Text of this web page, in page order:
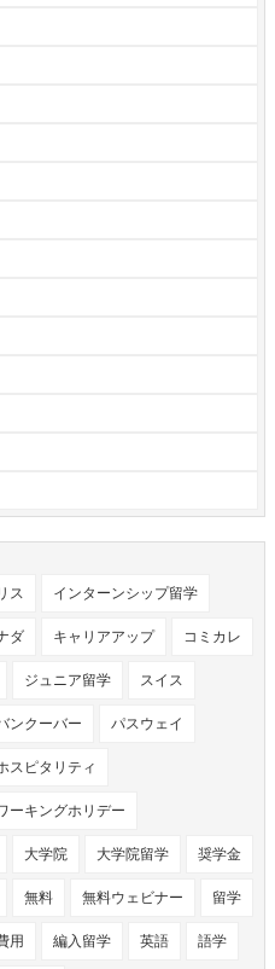
ス インターンシップ留学
ダ キャリアアップ コミカレ
ジュニア留学 スイス
ンクーバー パスウェイ
スピタリティ
ーキングホリデー
大学院 大学院留学 奨学金
無料 無料ウェビナー 留学
用 編入留学 英語 語学